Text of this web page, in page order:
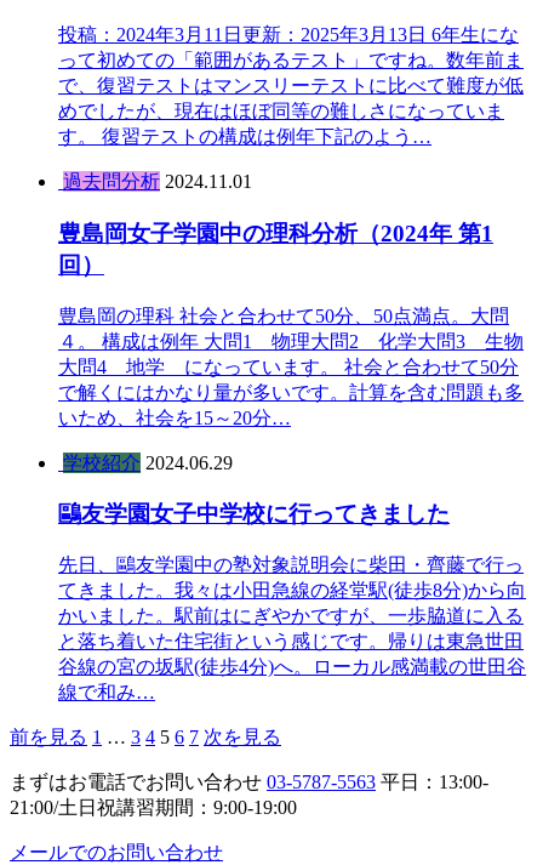
投稿：2024年3月11日更新：2025年3月13日 6年生にな
って初めての「範囲があるテスト」ですね。数年前ま
で、復習テストはマンスリーテストに比べて難度が低
めでしたが、現在はほぼ同等の難しさになっていま
す。 復習テストの構成は例年下記のよう…
過去問分析 2024.11.01
豊島岡女子学園中の理科分析（2024年 第1
回）
豊島岡の理科 社会と合わせて50分、50点満点。大問
４。 構成は例年 大問1 物理大問2 化学大問3 生物
大問4 地学 になっています。 社会と合わせて50分
で解くにはかなり量が多いです。計算を含む問題も多
いため、社会を15～20分…
学校紹介 2024.06.29
鷗友学園女子中学校に行ってきました
先日、鷗友学園中の塾対象説明会に柴田・齊藤で行っ
てきました。我々は小田急線の経堂駅(徒歩8分)から向
かいました。駅前はにぎやかですが、一歩脇道に入る
と落ち着いた住宅街という感じです。帰りは東急世田
谷線の宮の坂駅(徒歩4分)へ。ローカル感満載の世田谷
線で和み…
前を見る 1 … 3 4 5 6 7 次を見る
まずはお電話でお問い合わせ 03-5787-5563 平日：13:00-
21:00/土日祝講習期間：9:00-19:00
メールでのお問い合わせ